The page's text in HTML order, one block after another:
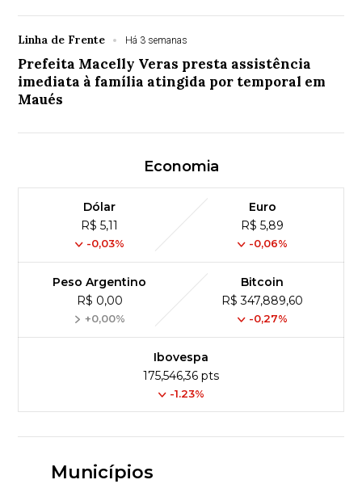
Linha de Frente Há 3 semanas
Prefeita Macelly Veras presta assistência
imediata à família atingida por temporal em
Maués
Economia
Dólar
R$ 5,11
-0,03%
Euro
R$ 5,89
-0,06%
Peso Argentino
R$ 0,00
+0,00%
Bitcoin
R$ 347,889,60
-0,27%
Ibovespa
175,546,36 pts
-1.23%
Municípios